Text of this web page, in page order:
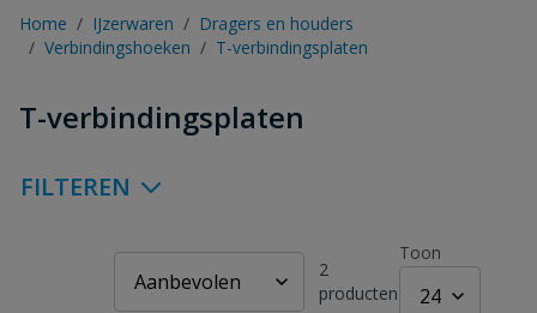
Home / IJzerwaren / Dragers en houders
/ Verbindingshoeken / T-verbindingsplaten
T-verbindingsplaten
FILTEREN
2
producten
Toon